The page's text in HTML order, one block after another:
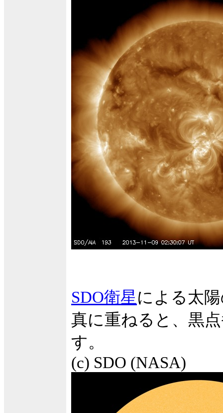
SDO衛星による太
真に重ねると、黒
す。
(c) SDO (NASA)